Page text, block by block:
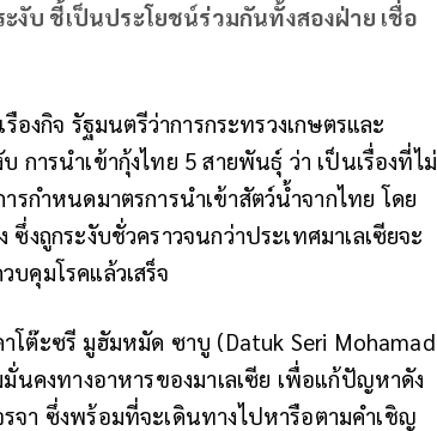
งับ ชี้เป็นประโยชน์ร่วมกันทั้งสองฝ่าย เชื่อ
องกิจ รัฐมนตรีว่าการกระทรวงเกษตรและ
การนำเข้ากุ้งไทย 5 สายพันธุ์ ว่า เป็นเรื่องที่ไม่
รกำหนดมาตรการนำเข้าสัตว์น้ำจากไทย โดย
งถูกระงับชั่วคราวจนกว่าประเทศมาเลเซียจะ
บคุมโรคแล้วเสร็จ
โต๊ะซรี มูฮัมหมัด ซาบู (Datuk Seri Mohamad
นคงทางอาหารของมาเลเซีย เพื่อแก้ปัญหาดัง
จา ซึ่งพร้อมที่จะเดินทางไปหารือตามคำเชิญ